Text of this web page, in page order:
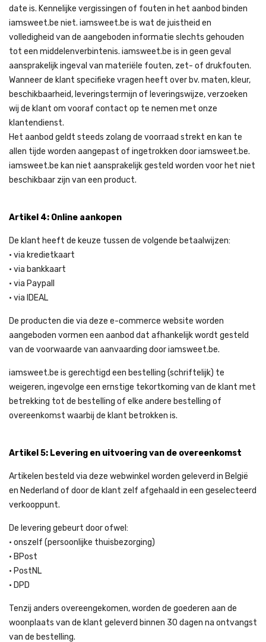
date is. Kennelijke vergissingen of fouten in het aanbod binden
iamsweet.be niet. iamsweet.be is wat de juistheid en
volledigheid van de aangeboden informatie slechts gehouden
tot een middelenverbintenis. iamsweet.be is in geen geval
aansprakelijk ingeval van materiële fouten, zet- of drukfouten.
Wanneer de klant specifieke vragen heeft over bv. maten, kleur,
beschikbaarheid, leveringstermijn of leveringswijze, verzoeken
wij de klant om vooraf contact op te nemen met onze
klantendienst.
Het aanbod geldt steeds zolang de voorraad strekt en kan te
allen tijde worden aangepast of ingetrokken door iamsweet.be.
iamsweet.be kan niet aansprakelijk gesteld worden voor het niet
beschikbaar zijn van een product.
Artikel 4: Online aankopen
De klant heeft de keuze tussen de volgende betaalwijzen:
• via kredietkaart
• via bankkaart
• via Paypall
• via IDEAL
De producten die via deze e-commerce website worden
aangeboden vormen een aanbod dat afhankelijk wordt gesteld
van de voorwaarde van aanvaarding door iamsweet.be.
iamsweet.be is gerechtigd een bestelling (schriftelijk) te
weigeren, ingevolge een ernstige tekortkoming van de klant met
betrekking tot de bestelling of elke andere bestelling of
overeenkomst waarbij de klant betrokken is.
Artikel 5: Levering en uitvoering van de overeenkomst
Artikelen besteld via deze webwinkel worden geleverd in België
en Nederland of door de klant zelf afgehaald in een geselecteerd
verkooppunt.
De levering gebeurt door ofwel:
• onszelf (persoonlijke thuisbezorging)
• BPost
• PostNL
• DPD
Tenzij anders overeengekomen, worden de goederen aan de
woonplaats van de klant geleverd binnen 30 dagen na ontvangst
van de bestelling.